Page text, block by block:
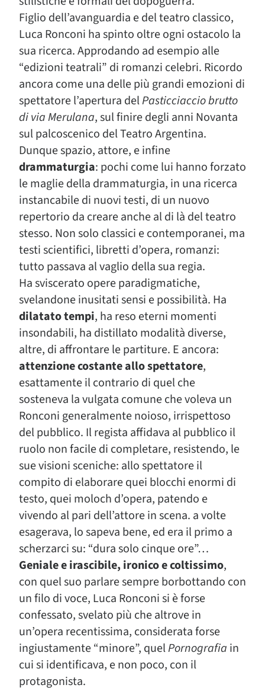
Figlio dell’avanguardia e del teatro classico,
Luca Ronconi ha spinto oltre ogni ostacolo la
sua ricerca. Approdando ad esempio alle
“edizioni teatrali” di romanzi celebri. Ricordo
ancora come una delle più grandi emozioni di
spettatore l’apertura delPasticciaccio brutto
di via Merulana, sul finire degli anni Novanta
sul palcoscenico del Teatro Argentina.
Dunque spazio, attore, e infine
drammaturgia: pochi come lui hanno forzato
le maglie della drammaturgia, in una ricerca
instancabile di nuovi testi, di un nuovo
repertorio da creare anche al di là del teatro
stesso. Non solo classici e contemporanei, ma
testi scientifici, libretti d’opera, romanzi:
tutto passava al vaglio della sua regia.
Ha sviscerato opere paradigmatiche,
svelandone inusitati sensi e possibilità. Ha
dilatato tempi, ha reso eterni momenti
insondabili, ha distillato modalità diverse,
altre, di affrontare le partiture. E ancora:
attenzione costante allo spettatore,
esattamente il contrario di quel che
sosteneva la vulgata comune che voleva un
Ronconi generalmente noioso, irrispettoso
del pubblico. Il regista affidava al pubblico il
ruolo non facile di completare, resistendo, le
sue visioni sceniche: allo spettatore il
compito di elaborare quei blocchi enormi di
testo, quei moloch d’opera, patendo e
vivendo al pari dell’attore in scena. a volte
esagerava, lo sapeva bene, ed era il primo a
scherzarci su: “dura solo cinque ore”…
Geniale e irascibile, ironico e coltissimo,
con quel suo parlare sempre borbottando con
un filo di voce, Luca Ronconi si è forse
confessato, svelato più che altrove in
un’opera recentissima, considerata forse
ingiustamente “minore”, quelPornografia in
cui si identificava, e non poco, con il
protagonista.